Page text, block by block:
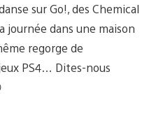
sur Go!, des Chemical
journée dans une maison
regorge de
PS4… Dites-nous